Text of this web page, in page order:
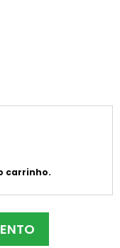
carrinho.